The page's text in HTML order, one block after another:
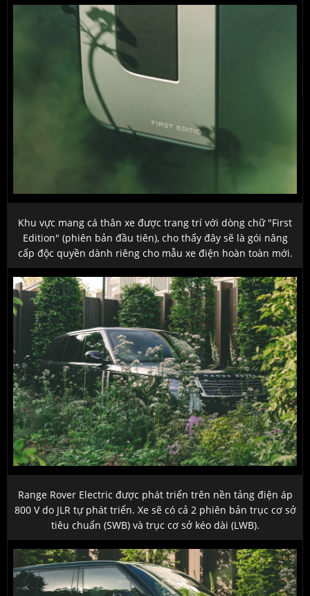
Khu vực mang cá thân xe được trang trí với dòng chữ "First
Edition" (phiên bản đầu tiên), cho thấy đây sẽ là gói nâng
cấp độc quyền dành riêng cho mẫu xe điện hoàn toàn mới.
Range Rover Electric được phát triển trên nền tảng điện áp
800 V do JLR tự phát triển. Xe sẽ có cả 2 phiên bản trục cơ sở
tiêu chuẩn (SWB) và trục cơ sở kéo dài (LWB).